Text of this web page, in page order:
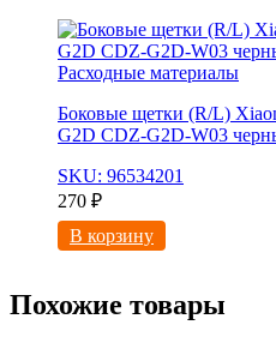
Расходные материалы
Боковые щетки (R/L)
G2D CDZ-G2D-W03
SKU: 96534201
270 ₽
В корзину
Похожие товары